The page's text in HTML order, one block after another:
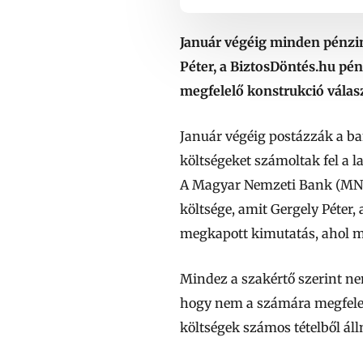
Január végéig minden
Péter, a BiztosDöntés.hu
megfelelő konstrukció
Január végéig postázzák a
költségeket számoltak fel a
A Magyar Nemzeti Bank
költsége, amit Gergely
megkapott kimutatás, ahol
Mindez a szakértő szerint
hogy nem a számára
költségek számos tételből